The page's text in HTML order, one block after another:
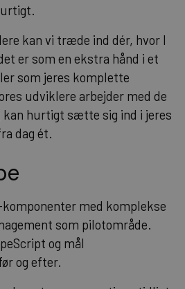
kan vi træde ind dér, hvor I
er som en ekstra hånd i et
som jeres komplette
udviklere arbejder med de
kan hurtigt sætte sig ind i jeres
dag ét.
med komplekse
som pilotområde.
og mål
og efter.